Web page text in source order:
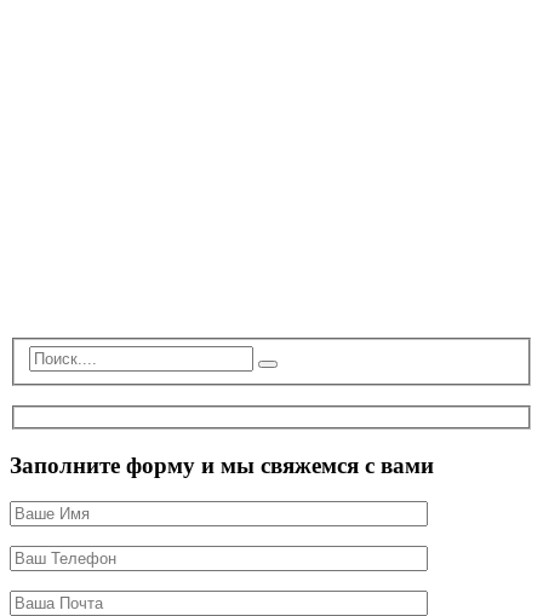
Заполните форму и мы свяжемся с вами